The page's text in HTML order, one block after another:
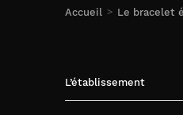
Accueil Le bracelet
L’établissement